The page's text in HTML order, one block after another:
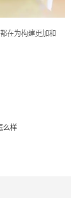
在为构建更加和
么样